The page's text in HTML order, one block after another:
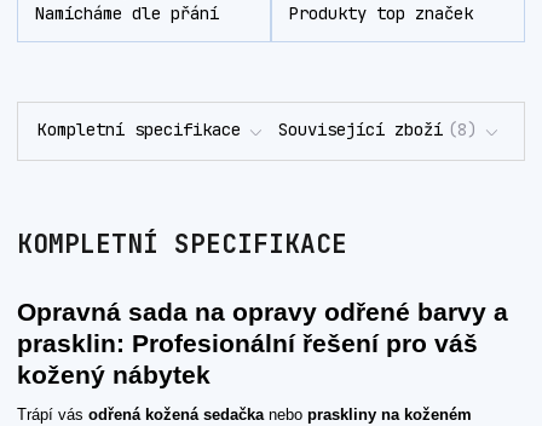
Namícháme dle přání
Produkty top značek
Kompletní specifikace Související zboží 8
KOMPLETNÍ SPECIFIKACE
Opravná sada na opravy odřené barvy a
prasklin: Profesionální řešení pro váš
kožený nábytek
Trápí vás odřená kožená sedačka nebo praskliny na koženém